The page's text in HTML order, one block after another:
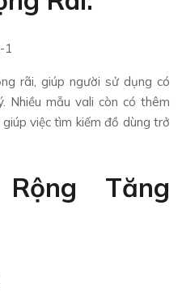
rãi, giúp người sử dụng có
Nhiều mẫu vali còn có thêm
việc tìm kiếm đồ dùng trở
Tăng